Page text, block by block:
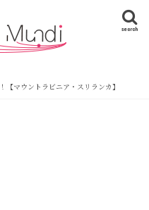
search
【マウントラビニア・スリランカ】